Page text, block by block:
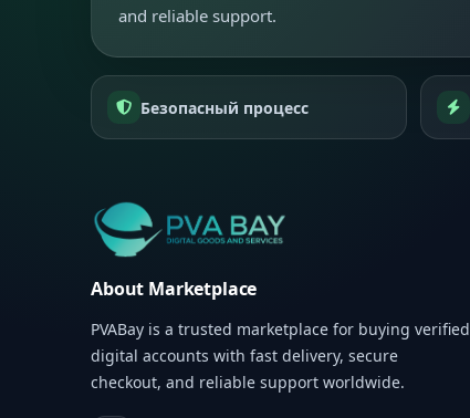
and reliable support.
Безопасный процесс
About Marketplace
PVABay is a trusted marketplace for buying verified
digital accounts with fast delivery, secure
checkout, and reliable support worldwide.